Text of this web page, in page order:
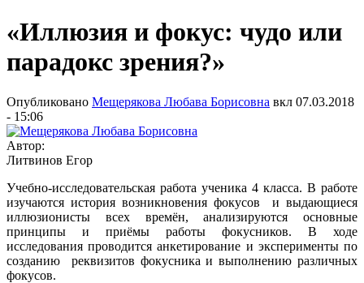
«Иллюзия и фокус: чудо или
парадокс зрения?»
Опубликовано Мещерякова Любава Борисовна вкл 07.03.2018
- 15:06
Автор:
Литвинов Егор
Учебно-исследовательская работа ученика 4 класса. В работе
изучаются история возникновения фокусов и выдающиеся
иллюзионисты всех времён, анализируются основные
принципы и приёмы работы фокусников. В ходе
исследования проводится анкетирование и эксперименты по
созданию реквизитов фокусника и выполнению различных
фокусов.